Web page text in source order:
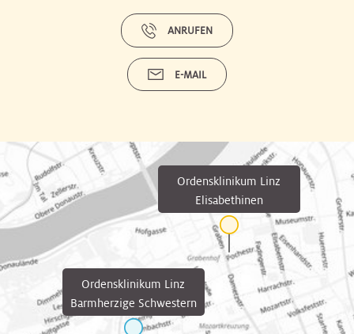
ANRUFEN
E-MAIL
Ordensklinikum Linz
Barmherzige Schwestern
Ordensklinikum Linz
Elisabethinen